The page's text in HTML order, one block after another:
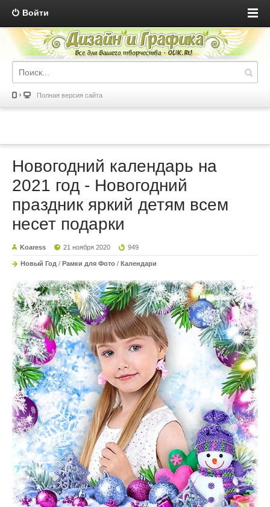
Войти
Полная версия сайта
Новогодний календарь на
2021 год - Новогодний
праздник яркий детям всем
несет подарки
Koaress 21 ноября 2020 949
Новый Год / Рамки для Фото / Календари